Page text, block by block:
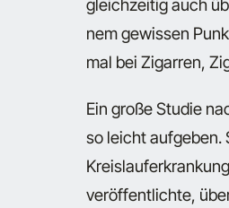
gleichzeitig auch
nem gewissen
mal bei Zigarren,
Ein große Studie
so leicht aufgeben.
veröffentlichte,